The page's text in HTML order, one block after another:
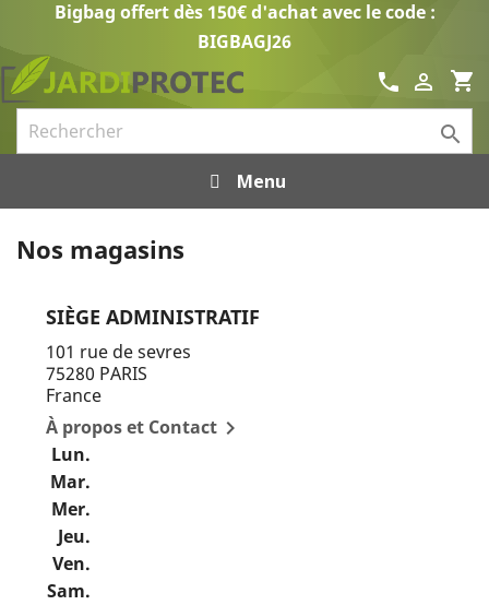
Bigbag offert dès 150€ d'achat avec le code :
BIGBAGJ26
shopping_cart

call

Menu
Nos magasins
SIÈGE ADMINISTRATIF
101 rue de sevres
75280 PARIS
France
À propos et Contact 
Lun.
Mar.
Mer.
Jeu.
Ven.
Sam.